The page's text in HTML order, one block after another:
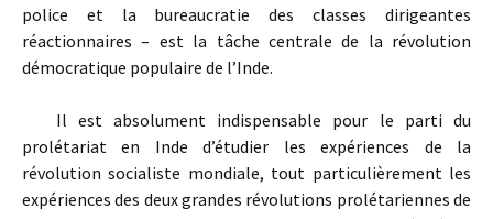
police et la bureaucratie des classes dirigeantes
réactionnaires – est la tâche centrale de la révolution
démocratique populaire de l’Inde.
Il est absolument indispensable pour le parti du
prolétariat en Inde d’étudier les expériences de la
révolution socialiste mondiale, tout particulièrement les
expériences des deux grandes révolutions prolétariennes de